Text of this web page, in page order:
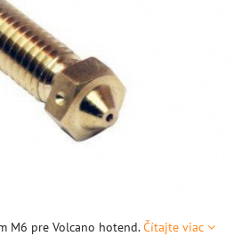
M6 pre Volcano hotend.Čítajte viac